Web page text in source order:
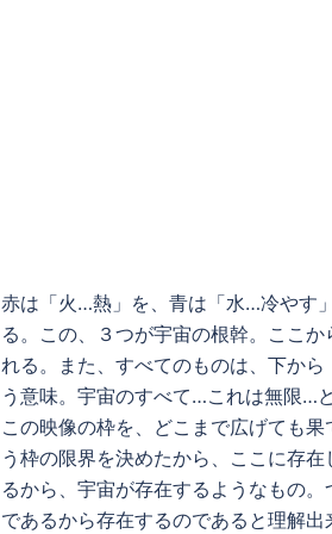
赤は「火…熱」を、青は「水…冷やす
る。この、３つが宇宙の根幹。ここ
れる。また、すべてのものは、下か
う意味。宇宙のすべて…これは無限…
この映像の枠を、どこまで広げても
う枠の限界を決めたから、ここに存
るから、宇宙が存在するようなもの
であるから存在するのであると理解出